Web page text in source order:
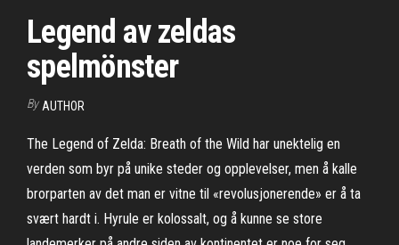
Legend av zeldas
spelmönster
By AUTHOR
The Legend of Zelda: Breath of the Wild har unektelig en
verden som byr på unike steder og opplevelser, men å kalle
brorparten av det man er vitne til «revolusjonerende» er å ta
svært hardt i. Hyrule er kolossalt, og å kunne se store